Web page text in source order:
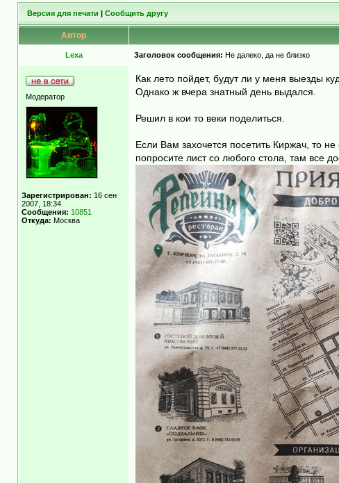
Версия для печати | Сообщить другу
Автор
Lexa Заголовок сообщения: Не далеко, да не близко
Модератор
Зарегистрирован: 16 сен
2007, 18:34
Сообщения: 10851
Откуда: Москва
Как лето пойдет, будут ли у меня выезды
Однако ж вчера знатный день выдался.
Решил в кои то веки поделиться.
Если Вам захочется посетить Киржач, то
попросите лист со любого стола, там все